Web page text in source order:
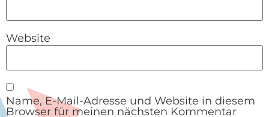
Website
Name, E-Mail-Adresse und Website in diesem
Browser für meinen nächsten Kommentar